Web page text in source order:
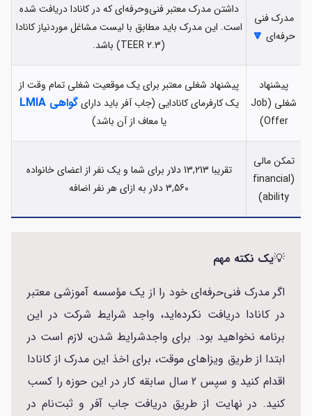
مدرک فنی‌
حرفه‌ای 🔽
داشتن مدرک معتبر فنی‌وحرفه‌ای که در کانادا دریافت شده
است. این مدرک باید مطابق با لیست مشاغل موردنیاز کانادا
(TEER 2.3) باشد.
پیشنهاد
شغلی (Job
Offer)
پیشنهاد شغلی معتبر برای یک موقعیت شغلی تمام وقت از
یک کارفرمای کانادایی (جاب آفر باید دارایگواهی LMIA
یا معاف از آن باشد)
تمکن مالی
(financial
ability)
تقریبا 13,213 دلار برای شما و یک نفر از اعضای خانواده
3,560 دلار به ازای هر نفر اضافه
💡یک نکته مهم
اگر مدرک فنی‌حرفه‌ای خود را از یک مؤسسه آموزشی معتبر
در کانادا دریافت نکرده‌اید، واجد شرایط شرکت در این
برنامه نخواهید بود. برای واجدشرایط شدن، لازم است در
ابتدا از طریق ویزاهای موقت، برای اخذ این مدرک از کانادا
اقدام کنید و سپس 2 سال سابقه کار در این حوزه را کسب
کنید. در نهایت از طریق دریافت جاب آفر و ثبت‌نام در